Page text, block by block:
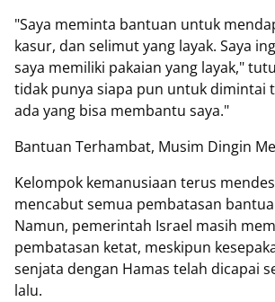
"Saya meminta bantuan untuk
kasur, dan selimut yang layak. Saya
saya memiliki pakaian yang layak,"
tidak punya siapa pun untuk dimintai
ada yang bisa membantu saya."
Bantuan Terhambat, Musim Dingin
Kelompok kemanusiaan terus
mencabut semua pembatasan
Namun, pemerintah Israel masih
pembatasan ketat, meskipun
senjata dengan Hamas telah dicapai
lalu.